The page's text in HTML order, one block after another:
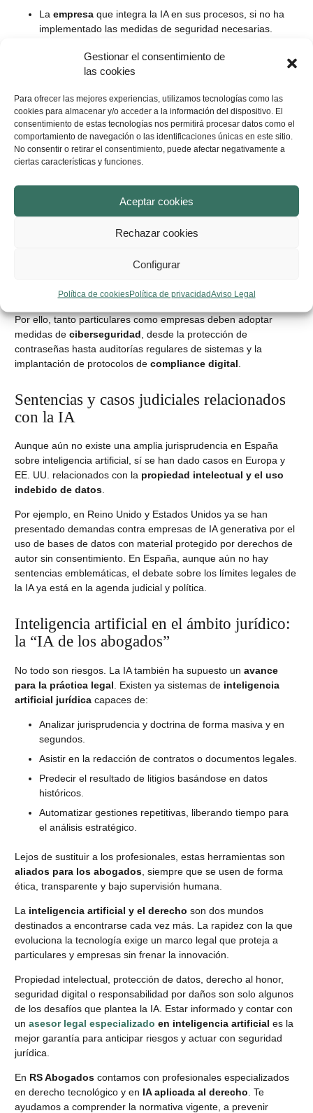
Gestionar el consentimiento de
las cookies
Para ofrecer las mejores experiencias, utilizamos tecnologías como las
cookies para almacenar y/o acceder a la información del dispositivo. El
consentimiento de estas tecnologías nos permitirá procesar datos como el
comportamiento de navegación o las identificaciones únicas en este sitio.
No consentir o retirar el consentimiento, puede afectar negativamente a
ciertas características y funciones.
Aceptar cookies
Rechazar cookies
Configurar
Política de cookiesPolítica de privacidadAviso Legal
La empresa que integra la IA en sus procesos, si no ha
implementado las medidas de seguridad necesarias.
La Unión Europea avanza hacia una normativa que clarifique
este punto con elReglamento de Responsabilidad Civil por
seguridad jurídica.
Seguridad digital y riesgos de la IA
El uso masivo de inteligencia artificial también plantea
Ciberataques potenciados por IA
blanquear dinero o cometer fraudes financieros.
Por ello, tanto particulares como empresas deben adoptar
medidas de ciberseguridad , desde la protección de
contraseñas hasta auditorías regulares de sistemas y la
implantación de protocolos de compliance digital
Sentencias y casos judiciales relacionados
con la IA
Aunque aún no existe una amplia jurisprudencia en España
sobre inteligencia artificial, sí se han dado casos en Europa y
EE. UU. relacionados con la propiedad intelectual y el uso
indebido de datos
Por ejemplo, en Reino Unido y Estados Unidos ya se han
presentado demandas contra empresas de IA generativa por el
uso de bases de datos con material protegido por derechos de
autor sin consentimiento. En España, aunque aún no hay
sentencias emblemáticas, el debate sobre los límites legales de
la IA ya está en la agenda judicial y política.
Inteligencia artificial en el ámbito jurídico:
la “IA de los abogados”
No todo son riesgos. La IA también ha supuesto un avance
para la práctica legal . Existen ya sistemas de inteligencia
artificial jurídica capaces de:
Analizar jurisprudencia y doctrina de forma masiva y en
segundos.
Asistir en la redacción de contratos o documentos legales.
Predecir el resultado de litigios basándose en datos
históricos.
Automatizar gestiones repetitivas, liberando tiempo para
el análisis estratégico.
Lejos de sustituir a los profesionales, estas herramientas son
aliados para los abogados , siempre que se usen de forma
ética, transparente y bajo supervisión humana.
La inteligencia artificial y el derecho son dos mundos
destinados a encontrarse cada vez más. La rapidez con la que
evoluciona la tecnología exige un marco legal que proteja a
particulares y empresas sin frenar la innovación.
Propiedad intelectual, protección de datos, derecho al honor,
seguridad digital o responsabilidad por daños son solo algunos
de los desafíos que plantea la IA. Estar informado y contar con
un asesor legal especializado en inteligencia artificial es la
mejor garantía para anticipar riesgos y actuar con seguridad
jurídica.
En RS Abogados contamos con profesionales especializados
en derecho tecnológico y en IA aplicada al derecho . Te
ayudamos a comprender la normativa vigente, a prevenir